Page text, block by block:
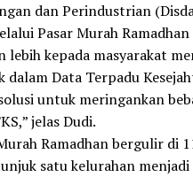
dan Perindustrian
Pasar Murah
kepada masyarakat
dalam Data Terpadu
untuk meringankan
jelas Dudi.
Ramadhan bergulir di
satu kelurahan